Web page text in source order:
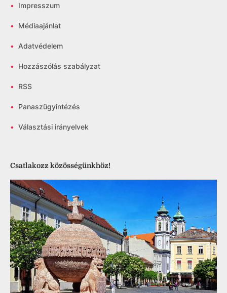
• Impresszum
• Médiaajánlat
• Adatvédelem
• Hozzászólás szabályzat
• RSS
• Panaszügyintézés
• Választási irányelvek
Csatlakozz közösségünkhöz!